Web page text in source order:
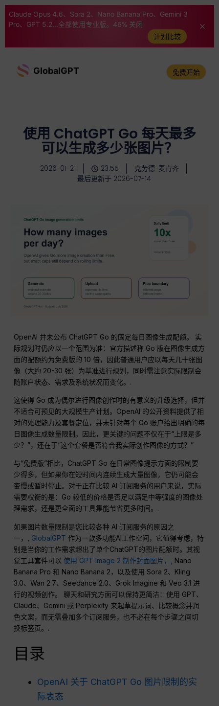
Claude Opus 4.6、Sora 2、Nano Banana Pro、Gemini 3
Pro、GPT 5.2...全部使用专业版。46% 关闭
计划比较
GlobalGPT 免费开始
使用 ChatGPT Go 每天最多
可以生成多少张图片？
2026-01-21 23:55
克劳德-麦肯齐
最后更新于 2026-07-14
OpenAI 并未公布 ChatGPT Go 的固定每日图像生成配额。 实
际规划时仍应以一个范围为准：官方描述称 Go 版在图像生成方
面的配额约为免费版的 10 倍，因此普通用户应以每天几十张图
像（大约 20-30 张）为基准进行规划，同时需注意实际限制会
随账户状态、需求及系统状况而变化。.
这使得 Go 成为偶尔进行图像创作时的有意义的升级选择，但并
不适合可预见的大规模生产计划。OpenAI 的公开资料提供了相
对的处理能力及套餐定位，并未针对每个 Go 账户给出明确的每
日图像生成数量限制。因此，更关键的问题不仅在于“上限是多
少？”，还在于“这个套餐是否符合我实际创作图像的方式？”
与“免费版”相比，ChatGPT Go 在日常图像提示方面的限制要
少得多，但如果你在短时间内连续生成大量图像，它仍可能会
变慢或暂时停止。对于正在比较 AI 订阅服务的用户来说，实际
需要权衡的是：Go 较低的价格是否足以满足中等强度的图像处
理需求，还是更全面的工具集能节省更多时间。.
如果图片数量限制是您比较各种 AI 订阅服务的原因之
一，, GlobalGPT 作为一款多功能AI工作空间，它值得考虑，特
别是当你的工作需求超出了单个ChatGPT的图片配额时。其视
觉工具套件可以使用 GPT Image 2 制作封面图片，,
Nano
Banana Pro 和 Nano Banana 2，以及使用 Sora 2、Kling
3.0、Wan 2.7、Seedance 2.0、Grok Imagine 和 Veo 3.1 进
行的视频创作。 聊天和研究方面可以保持更简洁：使用 GPT、
Claude、Gemini 或 Perplexity 来起草提示词、比较概念并润
色文案，而无需叠加多个订阅服务，也不必在每个步骤之间切
换标签页。.
目录
OpenAI 关于 ChatGPT Go 图片限制的实
际表态